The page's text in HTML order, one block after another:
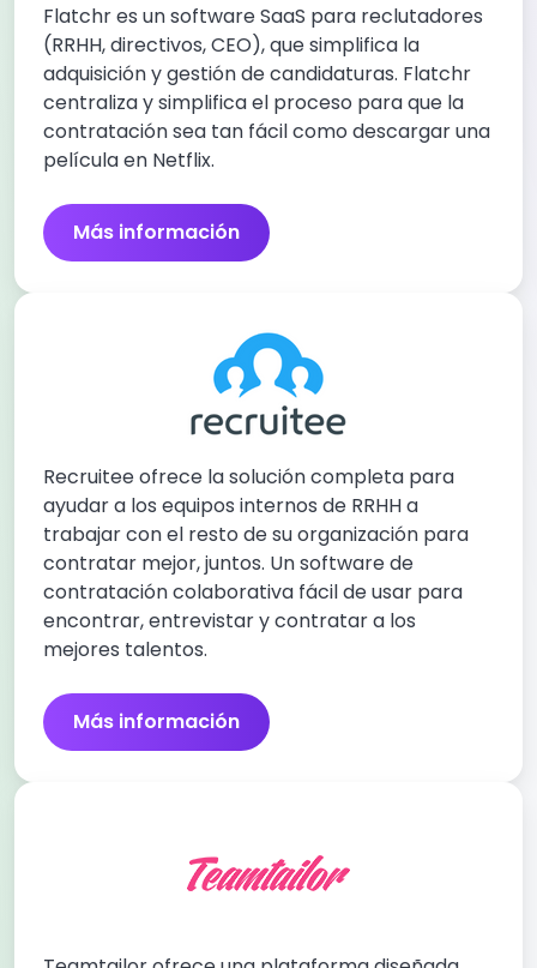
Flatchr es un software SaaS para reclutadores
(RRHH, directivos, CEO), que simplifica la
adquisición y gestión de candidaturas. Flatchr
centraliza y simplifica el proceso para que la
contratación sea tan fácil como descargar una
película en Netflix.
Más información
Recruitee ofrece la solución completa para
ayudar a los equipos internos de RRHH a
trabajar con el resto de su organización para
contratar mejor, juntos. Un software de
contratación colaborativa fácil de usar para
encontrar, entrevistar y contratar a los
mejores talentos.
Más información